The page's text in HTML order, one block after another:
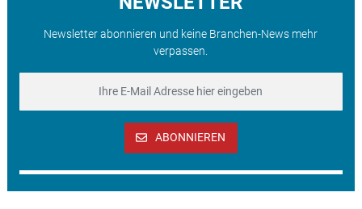
Newsletter abonnieren und keine Branchen-News mehr
verpassen.
ABONNIEREN